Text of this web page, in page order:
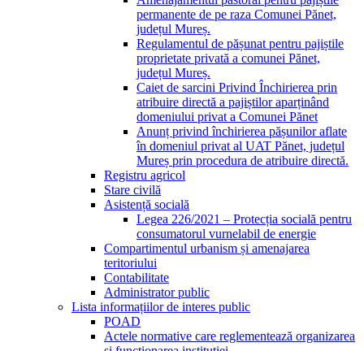
permanente de pe raza Comunei Pănet,
județul Mureș.
Regulamentul de pășunat pentru pajiștile
proprietate privată a comunei Pănet,
județul Mureș.
Caiet de sarcini Privind Închirierea prin
atribuire directă a pajiștilor aparținând
domeniului privat a Comunei Pănet
Anunț privind închirierea pășunilor aflate
în domeniul privat al UAT Pănet, județul
Mureș prin procedura de atribuire directă.
Registru agricol
Stare civilă
Asistență socială
Legea 226/2021 – Protecția socială pentru
consumatorul vurnelabil de energie
Compartimentul urbanism și amenajarea
teritoriului
Contabilitate
Administrator public
Lista informațiilor de interes public
POAD
Actele normative care reglementează organizarea